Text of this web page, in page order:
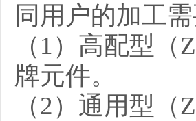
同用户的加工需
（1）高配型
牌元件。
（2）通用型